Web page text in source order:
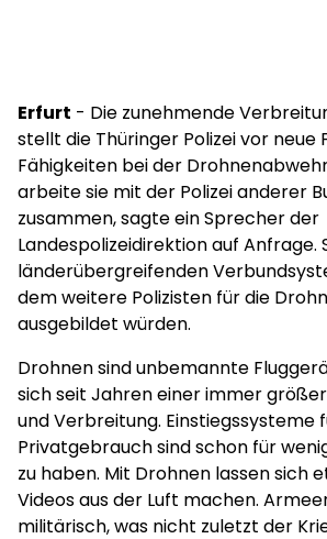
Erfurt - Die zunehmende
stellt die Thüringer Polizei vor neue
Fähigkeiten bei der
arbeite sie mit der Polizei anderer
zusammen, sagte ein Sprecher der
Landespolizeidirektion auf Anfrage.
länderübergreifenden
dem weitere Polizisten für die
ausgebildet würden.
Drohnen sind unbemannte
sich seit Jahren einer immer
und Verbreitung. Einstiegssysteme
Privatgebrauch sind schon für
zu haben. Mit Drohnen lassen sich
Videos aus der Luft machen.
militärisch, was nicht zuletzt der